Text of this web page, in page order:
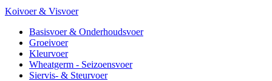
Koivoer & Visvoer
Basisvoer & Onderhoudsvoer
Groeivoer
Kleurvoer
Wheatgerm - Seizoensvoer
Siervis- & Steurvoer